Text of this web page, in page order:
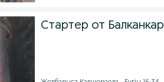
Стартер от Балканкар